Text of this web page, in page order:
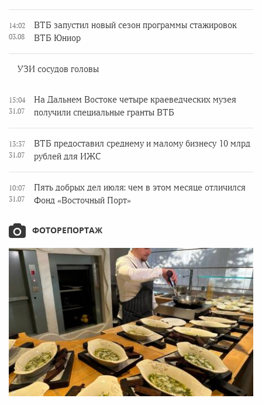
14:02
03.08
ВТБ запустил новый сезон программы стажировок
ВТБ Юниор
УЗИ сосудов головы
15:04
31.07
На Дальнем Востоке четыре краеведческих музея
получили специальные гранты ВТБ
13:37
31.07
ВТБ предоставил среднему и малому бизнесу 10 млрд
рублей для ИЖС
10:07
31.07
Пять добрых дел июля: чем в этом месяце отличился
Фонд «Восточный Порт»
ФОТОРЕПОРТАЖ